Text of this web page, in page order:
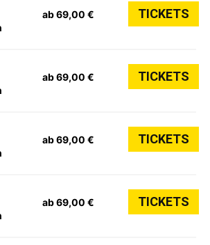
ab 69,00 € TICKETS
ab 69,00 € TICKETS
ab 69,00 € TICKETS
ab 69,00 € TICKETS